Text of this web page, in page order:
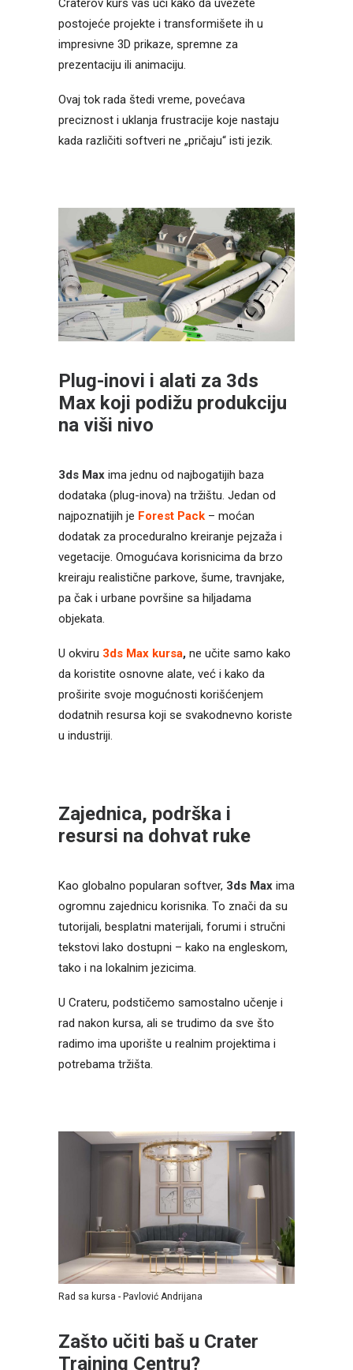
Craterov kurs vas uči kako da uvezete
postojeće projekte i transformišete ih u
impresivne 3D prikaze, spremne za
prezentaciju ili animaciju.
Ovaj tok rada štedi vreme, povećava
preciznost i uklanja frustracije koje nastaju
kada različiti softveri ne „pričaju“ isti jezik.
Plug-inovi i alati za 3ds
Max koji podižu produkciju
na viši nivo
3ds Maxima jednu od najbogatijih baza
dodataka (plug-inova) na tržištu. Jedan od
najpoznatijih je Forest Pack– moćan
dodatak za proceduralno kreiranje pejzaža i
vegetacije. Omogućava korisnicima da brzo
kreiraju realistične parkove, šume, travnjake,
pa čak i urbane površine sa hiljadama
objekata.
U okviru 3ds Max kursa, ne učite samo kako
da koristite osnovne alate, već i kako da
proširite svoje mogućnosti korišćenjem
dodatnih resursa koji se svakodnevno koriste
u industriji.
Zajednica, podrška i
resursi na dohvat ruke
Kao globalno popularan softver, 3ds Maxima
ogromnu zajednicu korisnika. To znači da su
tutorijali, besplatni materijali, forumi i stručni
tekstovi lako dostupni – kako na engleskom,
tako i na lokalnim jezicima.
U Crateru, podstičemo samostalno učenje i
rad nakon kursa, ali se trudimo da sve što
radimo ima uporište u realnim projektima i
potrebama tržišta.
Rad sa kursa - Pavlović Andrijana
Zašto učiti baš u Crater
Training Centru?